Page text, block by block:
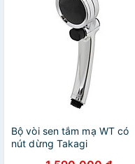
Bộ vòi sen tắm mạ WT có
nút dừng Takagi